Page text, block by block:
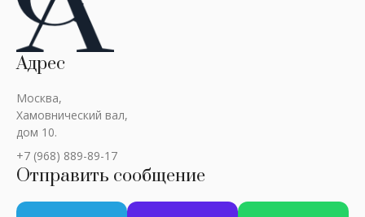
Адрес
Москва,
Хамовнический вал,
дом 10.
+7 (968) 889-89-17
Отправить сообщение